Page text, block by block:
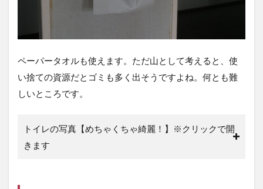
ペーパータオルも使えます。ただ山として考えると、使
い捨ての資源だとゴミも多く出そうですよね。何とも難
しいところです。
トイレの写真【めちゃくちゃ綺麗！】※クリックで開
きます